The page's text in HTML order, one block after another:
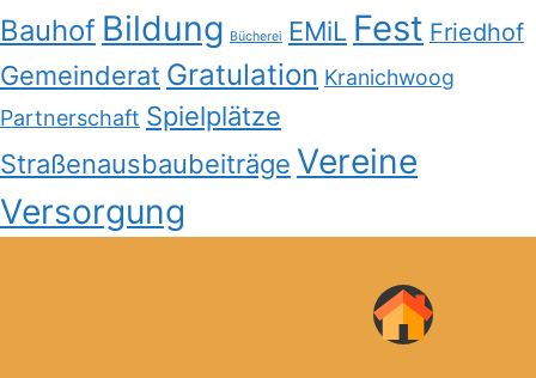
Bauhof Bildung Bücherei EMiL Fest Friedhof
Gemeinderat Gratulation Kranichwoog
Partnerschaft Spielplätze
Straßenausbaubeiträge Vereine
Versorgung